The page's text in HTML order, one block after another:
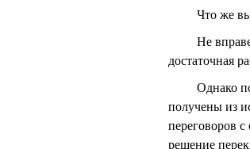
Что же
Не вправе
достаточная
Однако по
получены из
переговоров
решение